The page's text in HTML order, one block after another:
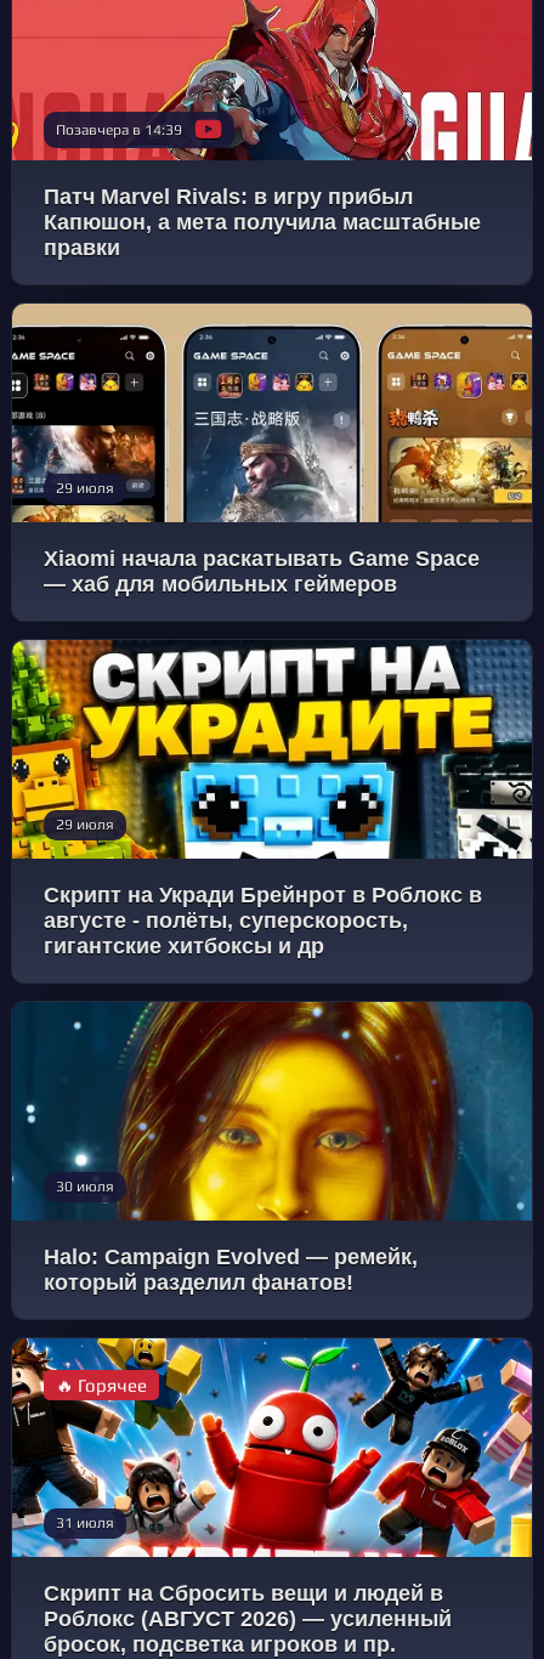
Позавчера в 14:39
Патч Marvel Rivals: в игру прибыл
Капюшон, а мета получила масштабные
правки
29 июля
Xiaomi начала раскатывать Game Space
— хаб для мобильных геймеров
29 июля
Скрипт на Укради Брейнрот в Роблокс в
августе - полёты, суперскорость,
гигантские хитбоксы и др
30 июля
Halo: Campaign Evolved — ремейк,
который разделил фанатов!
🔥 Горячее
31 июля
Скрипт на Сбросить вещи и людей в
Роблокс (АВГУСТ 2026) — усиленный
бросок, подсветка игроков и пр.